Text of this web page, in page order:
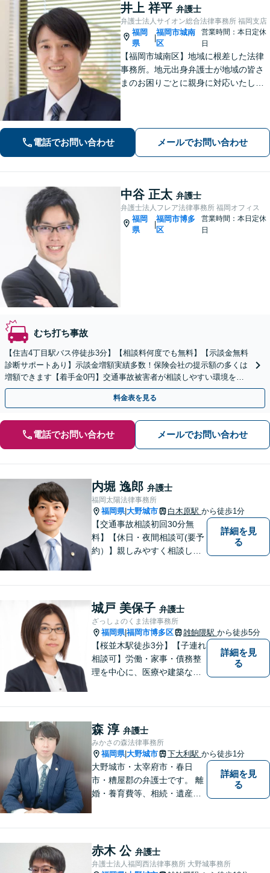
井上 祥平 弁護士
弁護士法人サイオン総合法律事務所 福岡支店
福岡
県
|
福岡市城南
区
営業時間：本日定休
日
【福岡市城南区】地域に根差した法律
事務所。地元出身弁護士が地域の皆さ
まのお困りごとに親身に対応いたしま
電話でお問い合わせ メールでお問い合わせ
中谷 正太 弁護士
弁護士法人フレア法律事務所 福岡オフィス
福岡
県
|
福岡市博多
区
営業時間：本日定休
日
むち打ち事故
【住吉4丁目駅バス停徒歩3分】【相談料何度でも無料】【示談金無料
診断サポートあり】示談金増額実績多数！保険会社の提示額の多くは
増額できます【着手金0円】交通事故被害者が相談しやすい環境を整
えています。
料金表を見る
電話でお問い合わせ メールでお問い合わせ
内堀 逸郎 弁護士
福岡太陽法律事務所
福岡県|大野城市 白木原駅 から徒歩1分
【交通事故相談初回30分無
料】【休日・夜間相談可(要予
約）】親しみやすく相談しや
詳細を見
る
城戸 美保子 弁護士
ざっしょのくま法律事務所
福岡県|福岡市博多区 雑餉隈駅 から徒歩5分
【桜並木駅徒歩3分】【子連れ
相談可】労働・家事・債務整
理を中心に、医療や建築など
も、早めにお越しいただい
て、一緒に解決を目指しまし
ょう。
詳細を見
る
森 淳 弁護士
みかさの森法律事務所
福岡県|大野城市 下大利駅 から徒歩1分
大野城市・太宰府市・春日
市・糟屋郡の弁護士です。 離
婚・養育費等、相続・遺産分
料相談あり。出張相談あり。
２０時まで営業。福岡県全域
詳細を見
る
赤木 公 弁護士
弁護士法人福岡西法律事務所 大野城事務所